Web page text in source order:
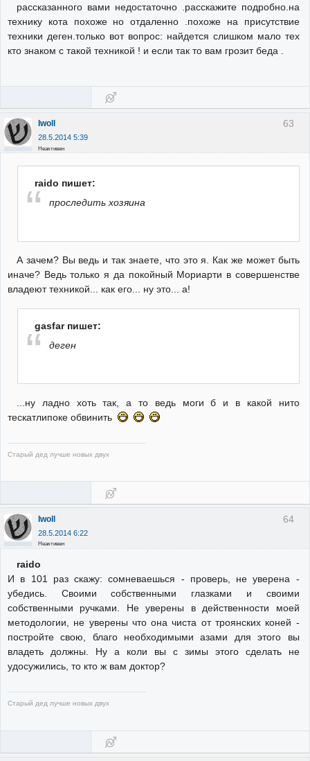
рассказанного вами недостаточно .расскажите подробно.на
технику кота похоже но отдаленно .похоже на присутствие
техники деген.только вот вопрос: найдется слишком мало тех
кто знаком с такой техникой ! и если так то вам грозит беда .
63
Iwoll
28.5.2014 5:39
Неактивен
raido пишет:
проследить хозяина
А зачем? Вы ведь и так знаете, что это я. Как же может быть
иначе? Ведь только я да покойный Мориарти в совершенстве
владеют техникой... как его... ну это... а!
gasfar пишет:
деген
...ну ладно хоть так, а то ведь моги б и в какой нито
тескатлипоке обвинить
Старый дед лучше новых двух
64
Iwoll
28.5.2014 6:22
Неактивен
raido
И в 101 раз скажу: сомневаешься - проверь, не уверена -
убедись. Своими собственными глазками и своими
собственными ручками. Не уверены в действенности моей
методологии, не уверены что она чиста от троянских коней -
постройте свою, благо необходимыми азами для этого вы
владеть должны. Ну а коли вы с зимы этого сделать не
удосужились, то кто ж вам доктор?
Старый дед лучше новых двух